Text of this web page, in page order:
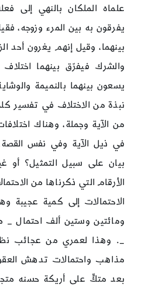
علماه الملكان بالنهي إلى
يفرقون به بين المرء وزوجه،
بينهما، وقيل إنهم يغرون أحد
والشرك فيفرّق بينهما اختلاف
يسعون بينهما بالنميمة
نبذة من الاختلاف في تفسير
من الآية وجملة، وهناك
في ذيل الآية وفي نفس
بيان على سبيل التمثيل؟ أو
الأرقام التي ذكرناها من
الاحتمالات إلى كمية
ومائتين وستين ألف احتمال _
_. وهذا لعمري من عجائب
مذاهب واحتمالات تدهش
بعد متكٍّ على أريكة حسنه